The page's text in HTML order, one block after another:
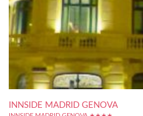
INNSIDE MADRID GENOVA